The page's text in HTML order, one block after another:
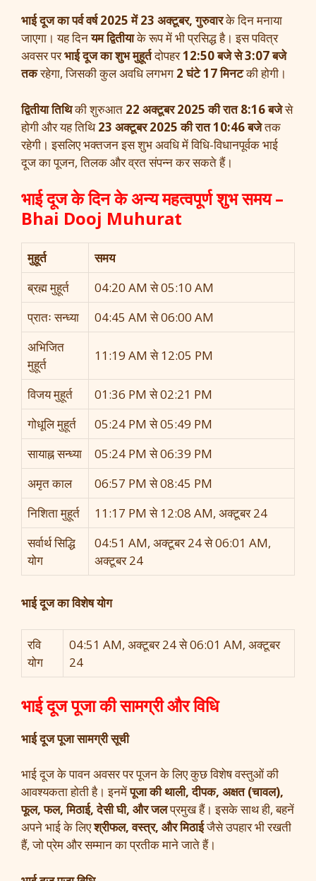
भाई दूज का पर्व वर्ष 2025 में 23 अक्टूबर, गुरुवारके दिन मनाया
जाएगा। यह दिनयम द्वितीयाके रूप में भी प्रसिद्ध है। इस पवित्र
अवसर परभाई दूज का शुभ मुहूर्तदोपहर12:50 बजे से 3:07 बजे
तकरहेगा, जिसकी कुल अवधि लगभग 2 घंटे 17 मिनटकी होगी।
द्वितीया तिथिकी शुरुआत 22 अक्टूबर 2025 की रात 8:16 बजेसे
होगी और यह तिथि23 अक्टूबर 2025 की रात 10:46 बजेतक
रहेगी। इसलिए भक्तजन इस शुभ अवधि में विधि-विधानपूर्वक भाई
दूज का पूजन, तिलक और व्रत संपन्न कर सकते हैं।
भाई दूज के दिन के अन्य महत्वपूर्ण शुभ समय –
Bhai Dooj Muhurat
मुहूर्त
समय
ब्रह्म मुहूर्त
04:20 AM से 05:10 AM
प्रातः सन्ध्या
04:45 AM से 06:00 AM
अभिजित
मुहूर्त
11:19 AM से 12:05 PM
विजय मुहूर्त
01:36 PM से 02:21 PM
गोधूलि मुहूर्त
05:24 PM से 05:49 PM
सायाह्न सन्ध्या
05:24 PM से 06:39 PM
अमृत काल
06:57 PM से 08:45 PM
निशिता मुहूर्त
11:17 PM से 12:08 AM, अक्टूबर 24
सर्वार्थ सिद्धि
योग
04:51 AM, अक्टूबर 24 से 06:01 AM,
अक्टूबर 24
भाई दूज का विशेष योग
रवि
योग
04:51 AM, अक्टूबर 24 से 06:01 AM, अक्टूबर
24
भाई दूज पूजा की सामग्री और विधि
भाई दूज पूजा सामग्री सूची
भाई दूज के पावन अवसर पर पूजन के लिए कुछ विशेष वस्तुओं की
आवश्यकता होती है। इनमेंपूजा की थाली, दीपक, अक्षत (चावल),
फूल, फल, मिठाई, देसी घी, और जलप्रमुख हैं। इसके साथ ही, बहनें
अपने भाई के लिएश्रीफल, वस्त्र, और मिठाईजैसे उपहार भी रखती
हैं, जो प्रेम और सम्मान का प्रतीक माने जाते हैं।